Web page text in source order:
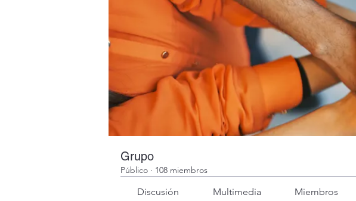
Grupo
Público · 108 miembros
Discusión Multimedia Miembros